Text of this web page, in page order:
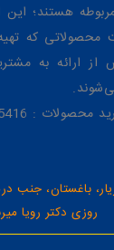
هستند؛ این
محصولاتی که
از ارائه به
باغستان، جنب
روزی دکتر رویا